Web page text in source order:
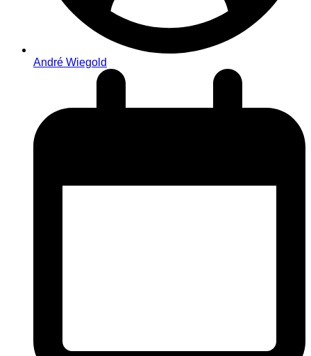
André Wiegold